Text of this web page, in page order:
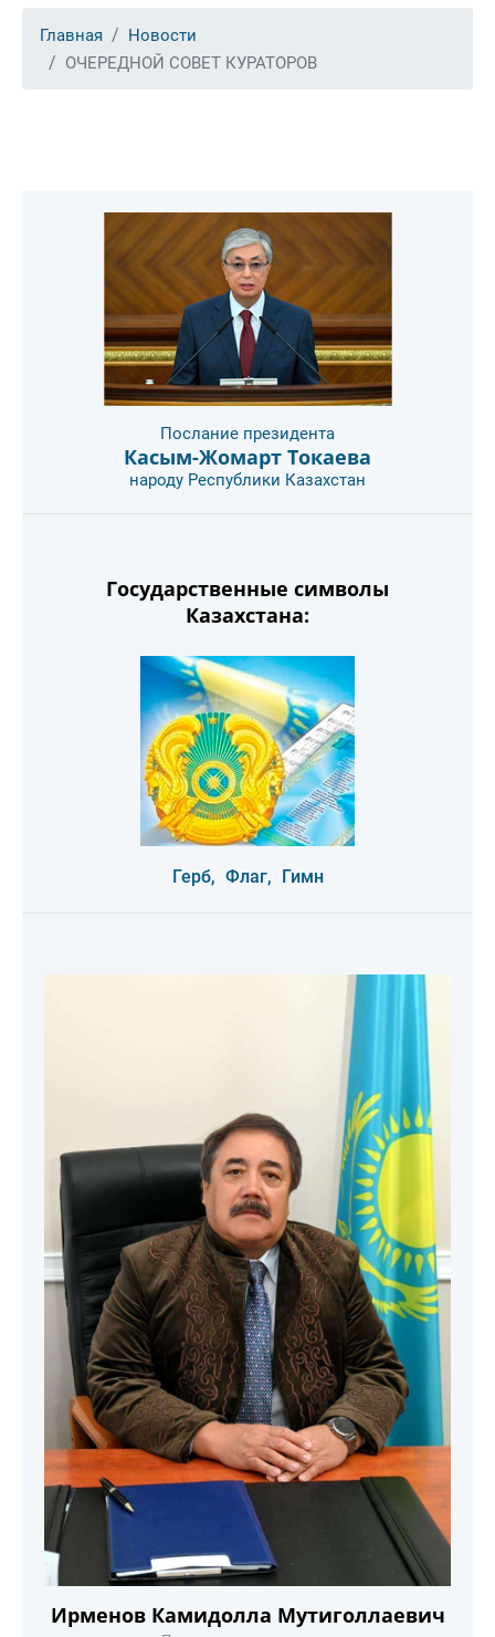
Главная
Новости
ОЧЕРЕДНОЙ СОВЕТ КУРАТОРОВ
Послание президента
Касым-Жомарт Токаева
народу Республики Казахстан
Государственные символы
Казахстана:
Герб, Флаг, Гимн
Ирменов Камидолла Мутиголлаевич